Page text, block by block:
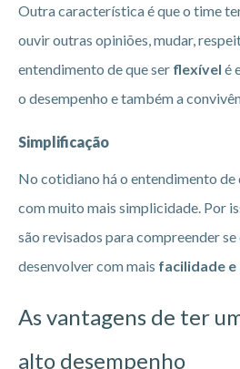
Outra característica é que o time
ouvir outras opiniões, mudar,
entendimento de que ser flexível é
o desempenho e também a
Simplificação
No cotidiano há o entendimento
com muito mais simplicidade. Por
são revisados para compreender se
desenvolver com mais facilidade
As vantagens de ter
alto desempenho